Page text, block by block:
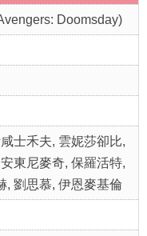
Doomsday)
士禾夫, 雲妮莎卻比,
東尼麥奇, 保羅活特,
, 劉思慕, 伊恩麥基倫